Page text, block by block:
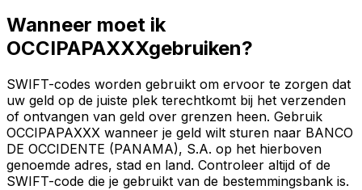
Wanneer moet ik
OCCIPAPAXXXgebruiken?
SWIFT-codes worden gebruikt om ervoor te zorgen dat
uw geld op de juiste plek terechtkomt bij het verzenden
of ontvangen van geld over grenzen heen. Gebruik
OCCIPAPAXXX wanneer je geld wilt sturen naar BANCO
DE OCCIDENTE (PANAMA), S.A. op het hierboven
genoemde adres, stad en land. Controleer altijd of de
SWIFT-code die je gebruikt van de bestemmingsbank is.